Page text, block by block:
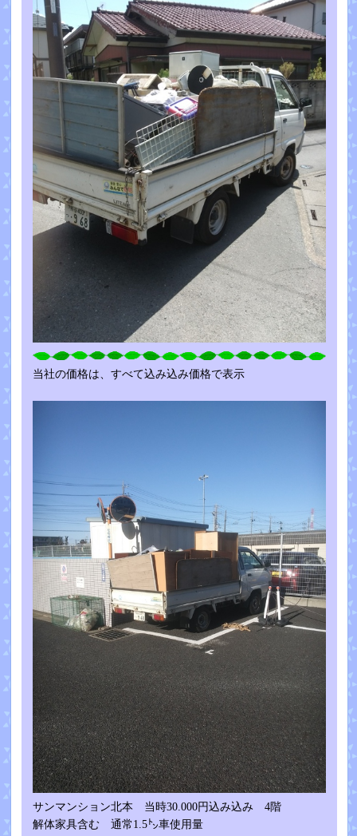
当社の価格は、すべて込み込み価格で表示
サンマンション北本 当時30.000円込み込み 4階
解体家具含む 通常1.5㌧車使用量